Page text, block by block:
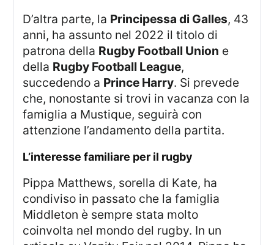
D’altra parte, la Principessa di Galles, 43
anni, ha assunto nel 2022 il titolo di
patrona della Rugby Football Union e
della Rugby Football League,
succedendo a Prince Harry. Si prevede
che, nonostante si trovi in vacanza con la
famiglia a Mustique, seguirà con
attenzione l’andamento della partita.
l’interesse familiare per il rugby
Pippa Matthews, sorella di Kate, ha
condiviso in passato che la famiglia
Middleton è sempre stata molto
coinvolta nel mondo del rugby. In un